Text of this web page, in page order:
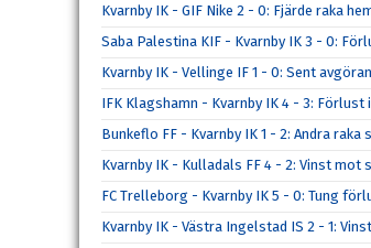
Kvarnby IK - GIF Nike 2 - 0: Fjärde raka
Saba Palestina KIF - Kvarnby IK 3 - 0:
Kvarnby IK - Vellinge IF 1 - 0: Sent
IFK Klagshamn - Kvarnby IK 4 - 3:
Bunkeflo FF - Kvarnby IK 1 - 2: Andra raka
Kvarnby IK - Kulladals FF 4 - 2: Vinst mot
FC Trelleborg - Kvarnby IK 5 - 0: Tung
Kvarnby IK - Västra Ingelstad IS 2 - 1: